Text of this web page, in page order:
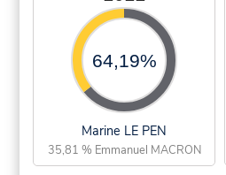
64,19%
Marine LE PEN
35,81 % Emmanuel MACRON